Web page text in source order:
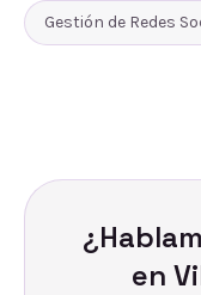
Gestión de Redes
en